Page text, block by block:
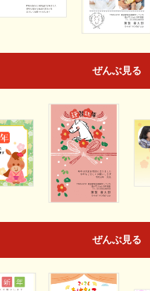
ぜんぶ見る
ぜんぶ見る